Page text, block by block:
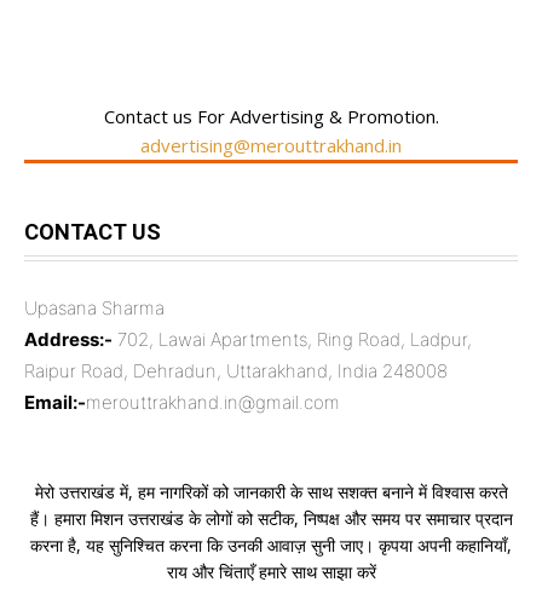
Contact us For Advertising & Promotion.
advertising@merouttrakhand.in
CONTACT US
Upasana Sharma
Address:- 702, Lawai Apartments, Ring Road, Ladpur,
Raipur Road, Dehradun, Uttarakhand, India 248008
Email:-merouttrakhand.in@gmail.com
मेरो उत्तराखंड में, हम नागरिकों को जानकारी के साथ सशक्त बनाने में विश्वास करते
हैं। हमारा मिशन उत्तराखंड के लोगों को सटीक, निष्पक्ष और समय पर समाचार प्रदान
करना है, यह सुनिश्चित करना कि उनकी आवाज़ सुनी जाए। कृपया अपनी कहानियाँ,
राय और चिंताएँ हमारे साथ साझा करें